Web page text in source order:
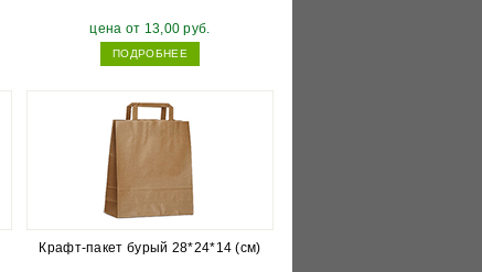
цена от 13,00 руб.
ПОДРОБНЕЕ
Крафт-пакет бурый 28*24*14 (см)